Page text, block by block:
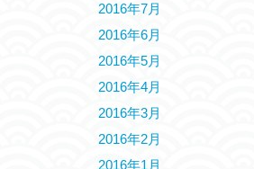
2016年7月
2016年6月
2016年5月
2016年4月
2016年3月
2016年2月
2016年1月